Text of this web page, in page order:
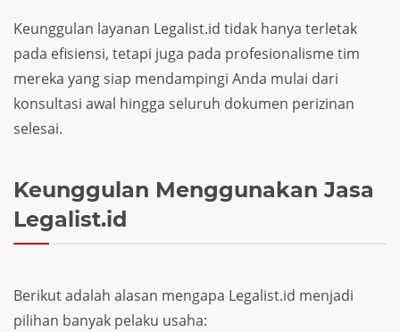
Keunggulan layanan Legalist.id tidak hanya terletak
pada efisiensi, tetapi juga pada profesionalisme tim
mereka yang siap mendampingi Anda mulai dari
konsultasi awal hingga seluruh dokumen perizinan
selesai.
Keunggulan Menggunakan Jasa
Legalist.id
Berikut adalah alasan mengapa Legalist.id menjadi
pilihan banyak pelaku usaha: